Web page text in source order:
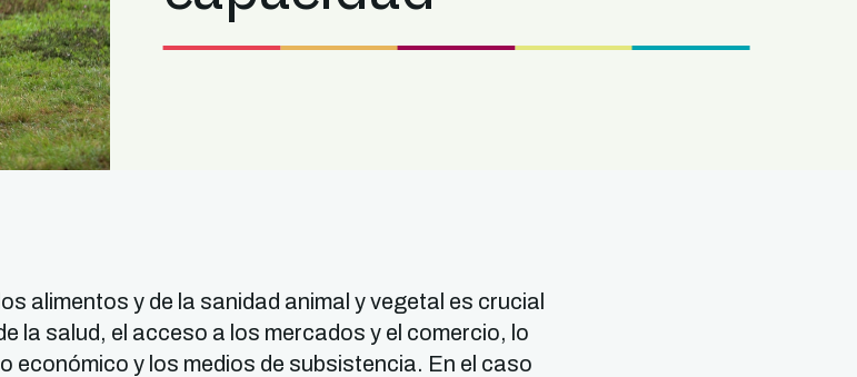
alimentos y de la sanidad animal y vegetal es crucial
la salud, el acceso a los mercados y el comercio, lo
económico y los medios de subsistencia. En el caso